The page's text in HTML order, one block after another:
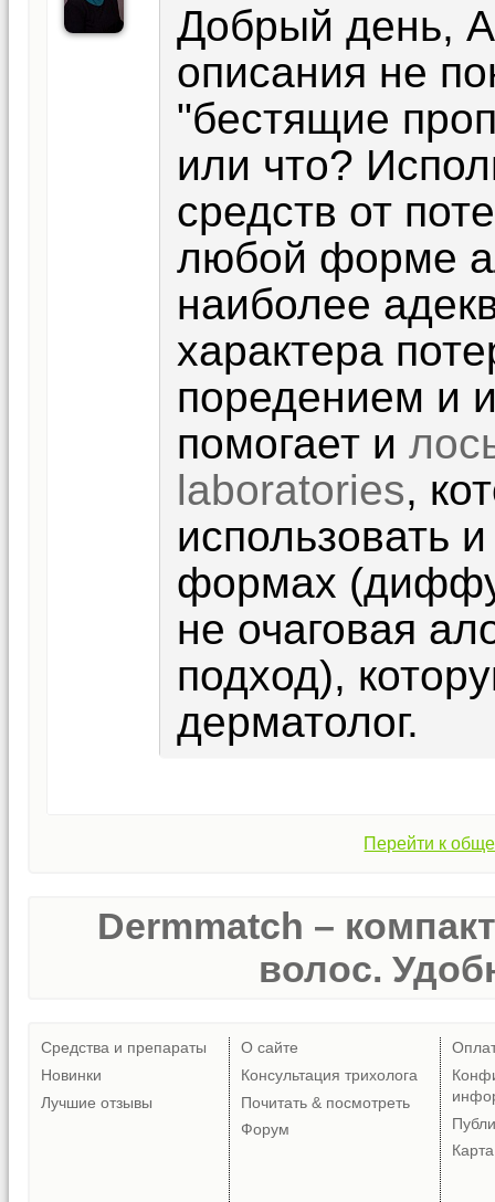
Добрый день,
описания не
"бестящие
или что?
средств от
любой форме
наиболее
характера
поредением и
помогает и
laboratories,
использовать
формах
не очаговая
подход),
дерматолог.
Перейти к
Dermmatch –
волос.
Средства и препараты
Новинки
Лучшие отзывы
О сайте
Консультация трихолога
Почитать & посмотреть
Форум